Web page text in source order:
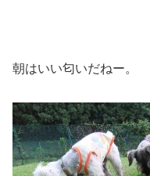
朝はいい匂いだねー。